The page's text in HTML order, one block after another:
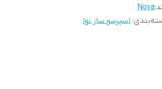
Nova
: اسپرسو ساز نوا